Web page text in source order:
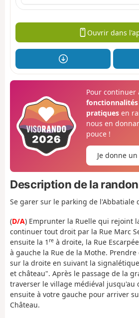
Ouvrir dans
Pour continuer
pratiquesen
nous en
pouce !
Je donne
Description de la
Se garer sur le parking de l'Abbatiale
(D/A) Emprunter la Ruelle qui rejoint
continuer tout droit par la Rue Marc
ensuite la 1 re à droite, la Rue
à gauche la Rue de la Mothe.
sur la droite en suivant la
et château". Après le passage de la
traverser le village médiéval jusqu'au
ensuite à votre gauche pour arriver
Château.